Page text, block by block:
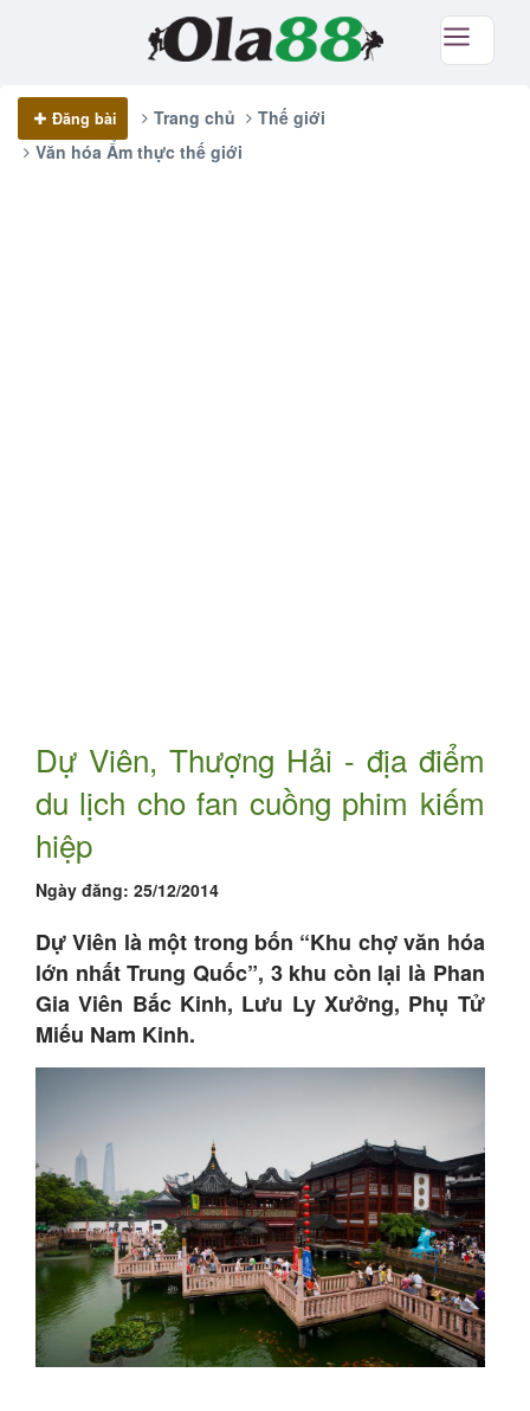
Đăng bài Trang chủ
Thế giới
Văn hóa Ẩm thực thế giới
Dự Viên, Thượng Hải - địa điểm
du lịch cho fan cuồng phim kiếm
hiệp
Ngày đăng: 25/12/2014
Dự Viên là một trong bốn “Khu chợ văn hóa
lớn nhất Trung Quốc”, 3 khu còn lại là Phan
Gia Viên Bắc Kinh, Lưu Ly Xưởng, Phụ Tử
Miếu Nam Kinh.